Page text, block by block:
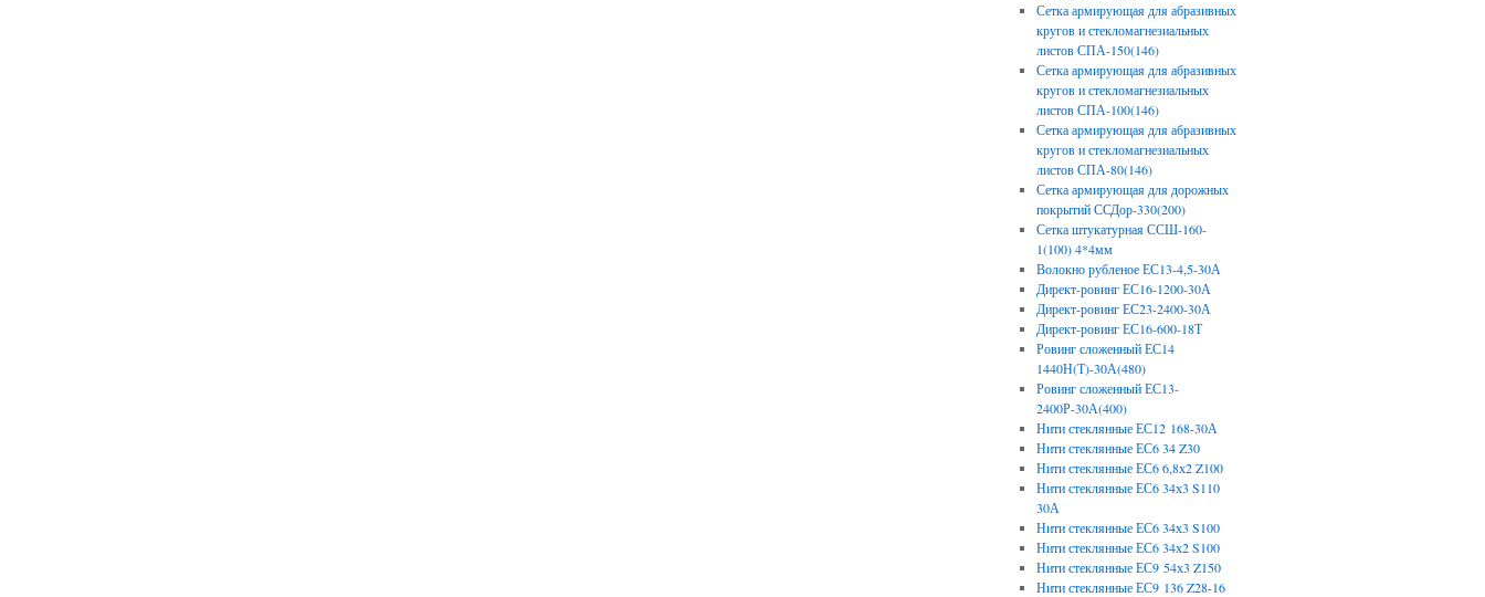
Сетка армирующая для абразивных
кругов и стекломагнезиальных
листов СПА-150(146)
Сетка армирующая для абразивных
кругов и стекломагнезиальных
листов СПА-100(146)
Сетка армирующая для абразивных
кругов и стекломагнезиальных
листов СПА-80(146)
Сетка армирующая для дорожных
покрытий ССДор-330(200)
Сетка штукатурная ССШ-160-
1(100) 4*4мм
Волокно рубленое ЕС13-4,5-30А
Директ-ровинг ЕС16-1200-30А
Директ-ровинг ЕС23-2400-30А
Директ-ровинг ЕС16-600-18Т
Ровинг сложенный ЕС14
1440Н(Т)-30А(480)
Ровинг сложенный ЕС13-
2400Р-30А(400)
Нити стеклянные ЕС12 168-30А
Нити стеклянные ЕС6 34 Z30
Нити стеклянные ЕС6 6,8х2 Z100
Нити стеклянные ЕС6 34х3 S110
30А
Нити стеклянные ЕС6 34х3 S100
Нити стеклянные ЕС6 34х2 S100
Нити стеклянные ЕС9 54х3 Z150
Нити стеклянные ЕС9 136 Z28-16